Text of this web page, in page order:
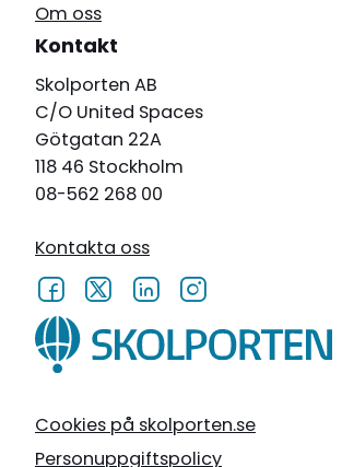
Cookies på skolporten.se
Personuppgiftspolicy
Om oss
Kontakt
Skolporten AB
C/O United Spaces
Götgatan 22A
118 46 Stockholm
08-562 268 00
Kontakta oss